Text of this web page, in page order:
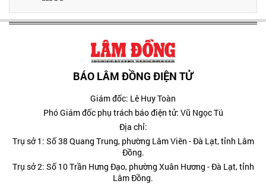
BÁO LÂM ĐỒNG ĐIỆN TỬ
Giám đốc: Lê Huy Toàn
Phó Giám đốc phụ trách báo điện tử: Vũ Ngọc Tú
Địa chỉ:
Trụ sở 1: Số 38 Quang Trung, phường Lâm Viên - Đà Lạt, tỉnh Lâm
Đồng.
Trụ sở 2: Số 10 Trần Hưng Đạo, phường Xuân Hương - Đà Lạt, tỉnh
Lâm Đồng.